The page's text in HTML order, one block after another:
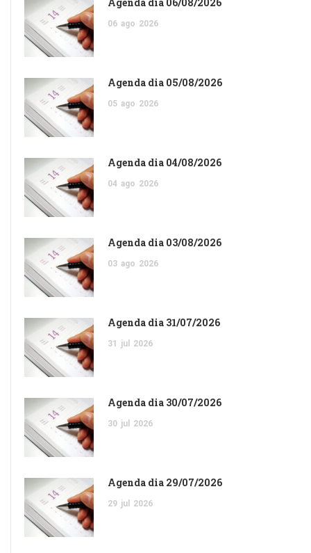
06 ago 2026
Agenda dia 05/08/2026
05 ago 2026
Agenda dia 04/08/2026
04 ago 2026
Agenda dia 03/08/2026
03 ago 2026
Agenda dia 31/07/2026
31 jul 2026
Agenda dia 30/07/2026
30 jul 2026
Agenda dia 29/07/2026
29 jul 2026